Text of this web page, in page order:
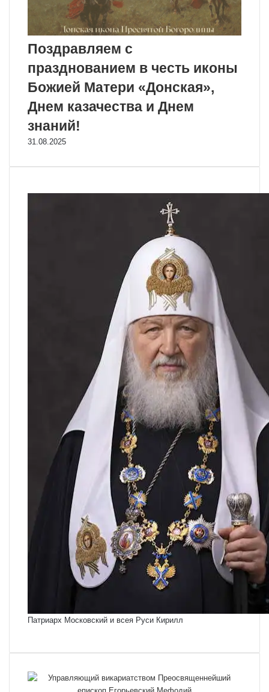
Поздравляем с
празднованием в честь иконы
Божией Матери «Донская»,
Днем казачества и Днем
знаний!
31.08.2025
Патриарх Московский и всея Руси Кирилл